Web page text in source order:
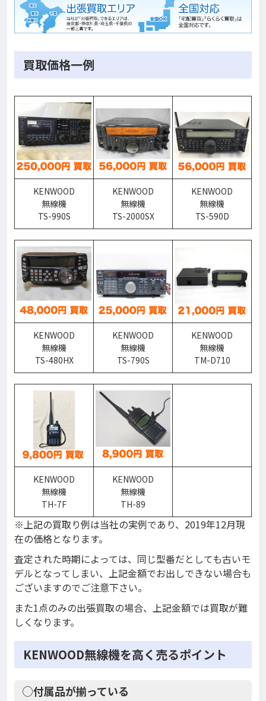
買取価格一例
KENWOOD
無線機
TS-990S
KENWOOD
無線機
TS-2000SX
KENWOOD
無線機
TS-590D
KENWOOD
無線機
TS-480HX
KENWOOD
無線機
TS-790S
KENWOOD
無線機
TM-D710
KENWOOD
無線機
TH-7F
KENWOOD
無線機
TH-89
※上記の買取り例は当社の実例であり、2019年12月現
在の価格となります。
査定された時期によっては、同じ型番だとしても古いモ
デルとなってしまい、上記金額でお出しできない場合も
ございますのでご注意下さい。
また1点のみの出張買取の場合、上記金額では買取が難
しくなります。
KENWOOD無線機を高く売るポイント
◯付属品が揃っている